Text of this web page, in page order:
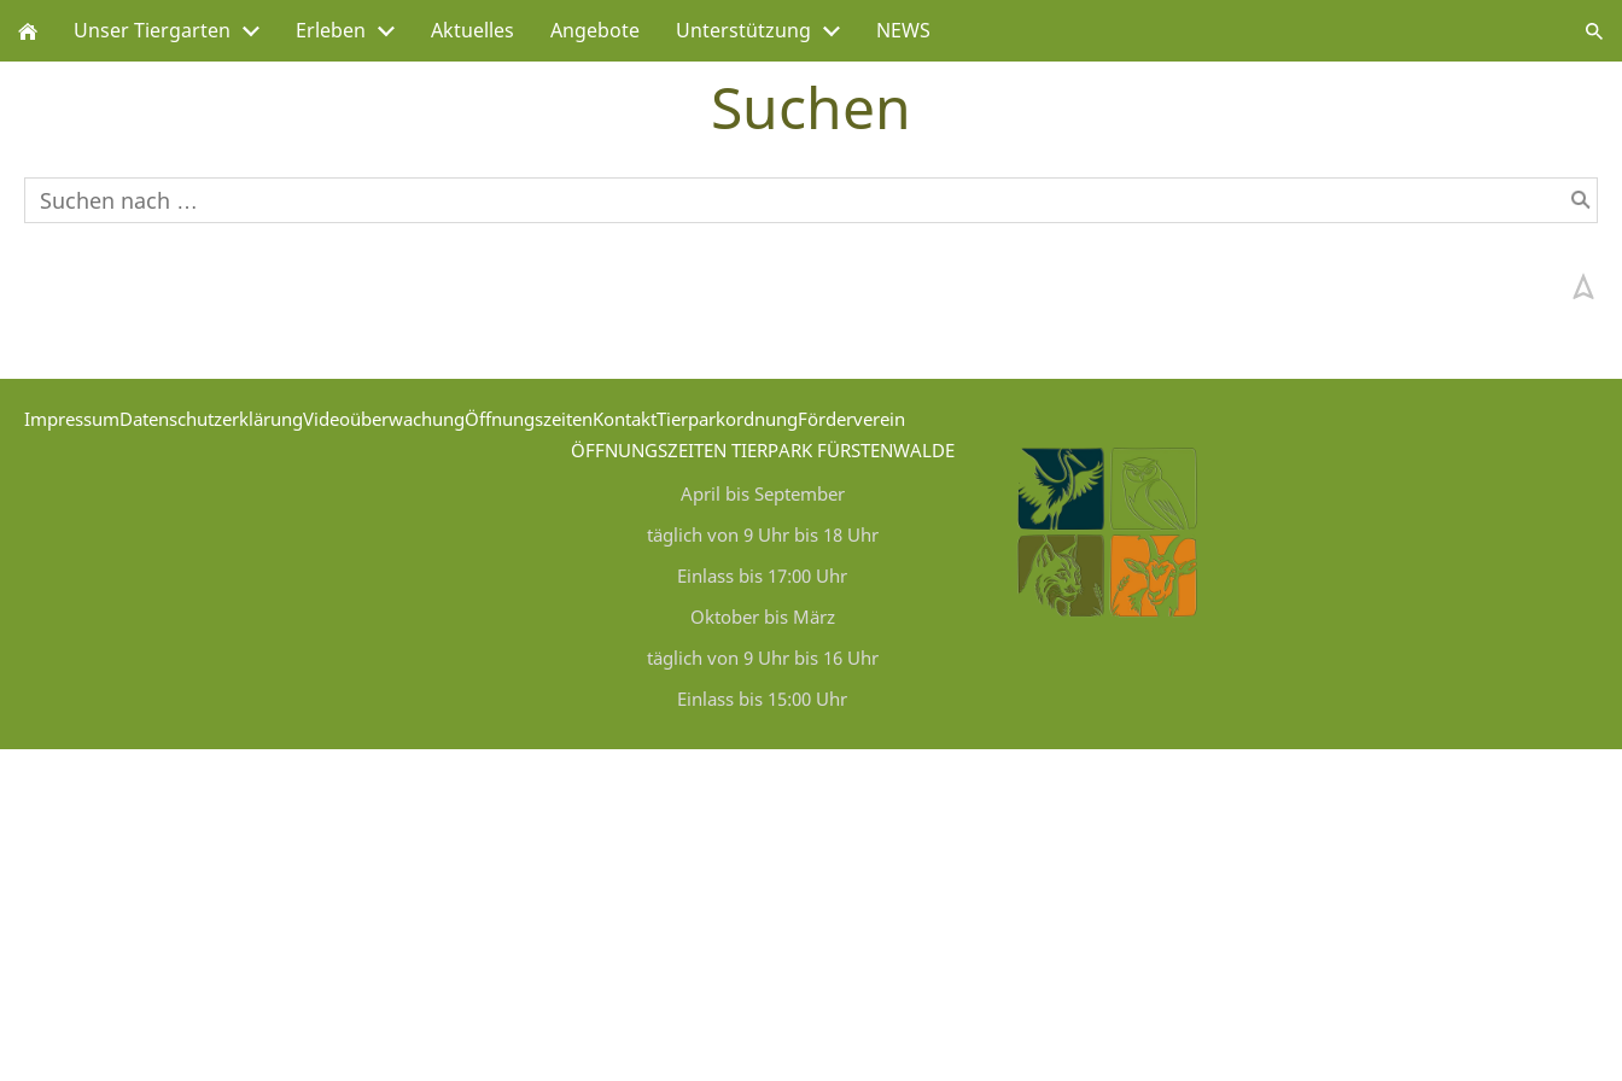
Unser Tiergarten Erleben Aktuelles Angebote Unterstützung NEWS
Suchen
ImpressumDatenschutzerklärungVideoüberwachungÖffnungszeitenKontaktTierparkordnungFörderverein
ÖFFNUNGSZEITEN TIERPARK FÜRSTENWALDE
April bis September
täglich von 9 Uhr bis 18 Uhr
Einlass bis 17:00 Uhr
Oktober bis März
täglich von 9 Uhr bis 16 Uhr
Einlass bis 15:00 Uhr